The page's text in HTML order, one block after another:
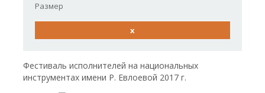
Размер
x
Фестиваль исполнителей на национальных
инструментах имени Р. Евлоевой 2017 г.